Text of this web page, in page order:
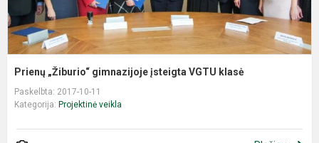
Prienų „Žiburio“ gimnazijoje įsteigta VGTU klasė
Paskelbta: 2017-10-11
Kategorija: Projektinė veikla